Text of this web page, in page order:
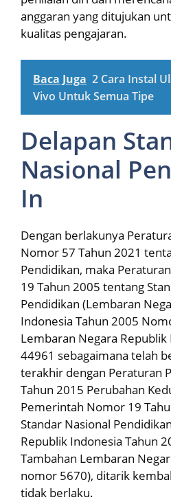
anggaran yang ditujukan
kualitas pengajaran.
Baca Juga 2 Cara Instal
Vivo Untuk Semua Tipe
Delapan
Nasional
In
Dengan berlakunya
Nomor 57 Tahun 2021
Pendidikan, maka
19 Tahun 2005 tentang
Pendidikan (Lembaran
Indonesia Tahun 2005
Lembaran Negara
44961 sebagaimana telah
terakhir dengan Peraturan
Tahun 2015 Perubahan
Pemerintah Nomor 19
Standar Nasional
Republik Indonesia Tahun
Tambahan Lembaran
nomor 5670), ditarik
tidak berlaku.